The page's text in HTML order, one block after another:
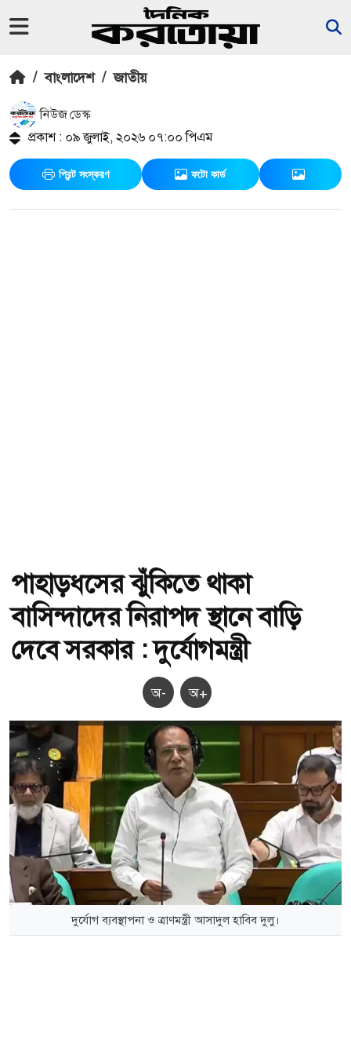
/ বাংলাদেশ / জাতীয়
নিউজ ডেস্ক
প্রকাশ : ০৯ জুলাই, ২০২৬ ০৭:০০ পিএম
প্রিন্ট সংস্করণ ফটো কার্ড
পাহাড়ধসের ঝুঁকিতে থাকা
বাসিন্দাদের নিরাপদ স্থানে বাড়ি
দেবে সরকার : দুর্যোগমন্ত্রী
অ- অ+
দুর্যোগ ব্যবস্থাপনা ও ত্রাণমন্ত্রী আসাদুল হাবিব দুলু।